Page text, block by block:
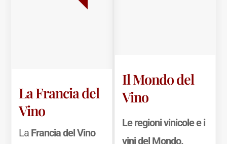
La Francia del
Vino
La Francia del Vino
Il Mondo del
Vino
Le regioni vinicole e i
vini del Mondo.